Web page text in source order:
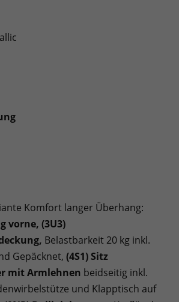
Komfort langer Überhang:
vorne, (3U3)
Belastbarkeit 20 kg inkl.
Gepäcknet, (4S1) Sitz
mit Armlehnen beidseitig inkl.
und Klapptisch auf